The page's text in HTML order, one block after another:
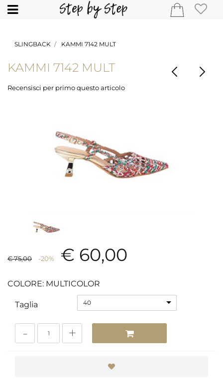
Open
SLINGBACK KAMMI 7142 MULT
KAMMI 7142 MULT
Recensisci per primo questo articolo
€ 75,00 -20% € 60,00
COLORE: MULTICOLOR
Taglia 40